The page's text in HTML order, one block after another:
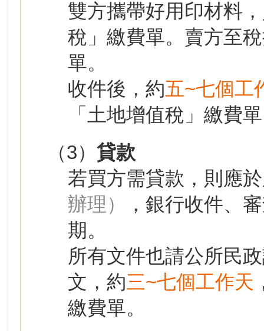
雙方攜帶好用印材料
稅」繳費單。賣方至
單。
收件後，約五~七個工
「土地增值稅」繳費
（3） 貸款
若買方需貸款，則應
辦理）
，銀行收件、
期。
所有文件也請公所民
文，約三~七個工作天
繳費單。